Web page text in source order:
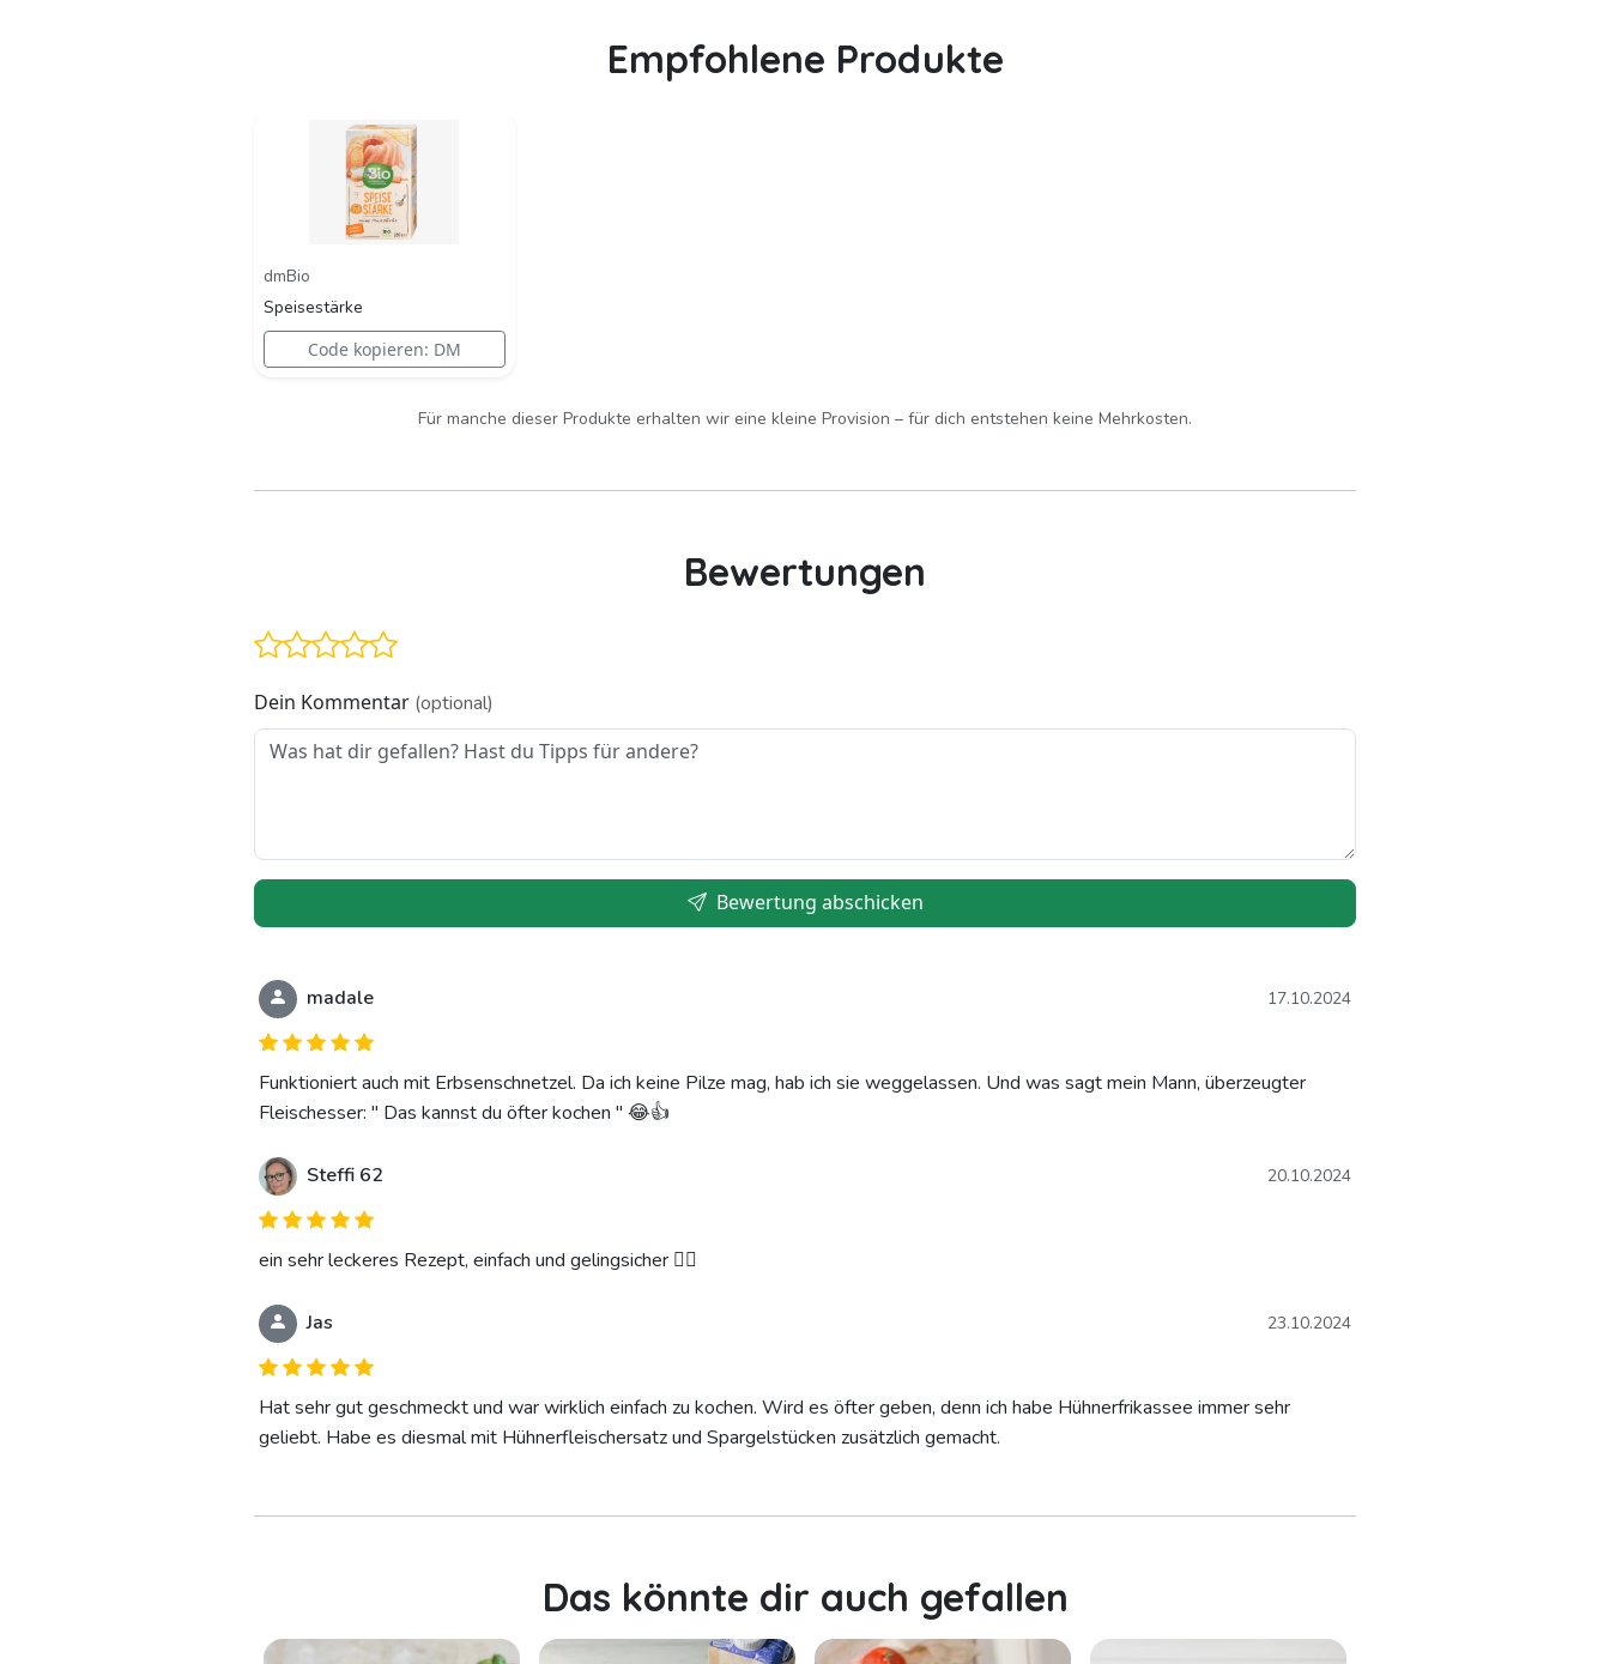
Empfohlene Produkte
dmBio
Speisestärke
Code kopieren: DM
Für manche dieser Produkte erhalten wir eine kleine Provision – für dich entstehen keine Mehrkosten.
Bewertungen
Dein Kommentar (optional)
Bewertung abschicken
madale 17.10.2024
Funktioniert auch mit Erbsenschnetzel. Da ich keine Pilze mag, hab ich sie weggelassen. Und was sagt mein Mann, überzeugter
Fleischesser: " Das kannst du öfter kochen " 😂👍
Steffi 62 20.10.2024
ein sehr leckeres Rezept, einfach und gelingsicher 👍🏼
Jas 23.10.2024
Hat sehr gut geschmeckt und war wirklich einfach zu kochen. Wird es öfter geben, denn ich habe Hühnerfrikassee immer sehr
geliebt. Habe es diesmal mit Hühnerfleischersatz und Spargelstücken zusätzlich gemacht.
Das könnte dir auch gefallen